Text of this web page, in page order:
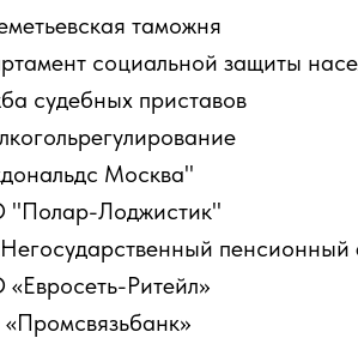
таможня
социальной защиты
судебных приставов
Москва"
Лоджистик"
Ритейл»